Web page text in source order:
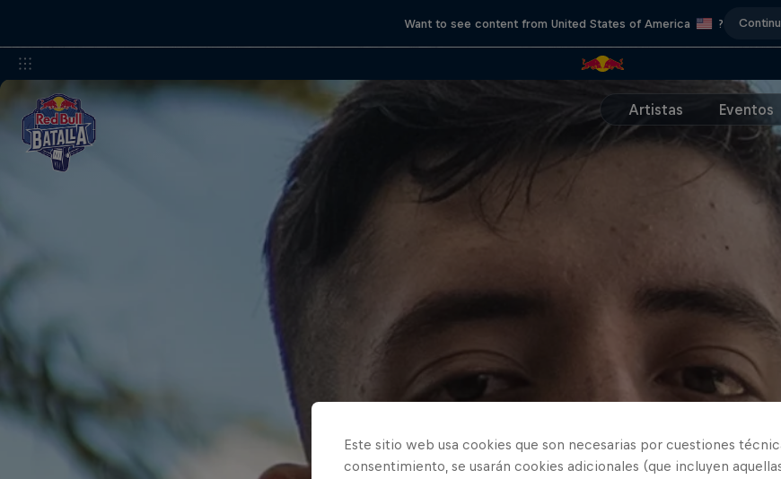
Want to see content from United States of America ?
Artistas Eventos
Este sitio web usa cookies que son necesarias por cuestiones
consentimiento, se usarán cookies adicionales (que incluyen